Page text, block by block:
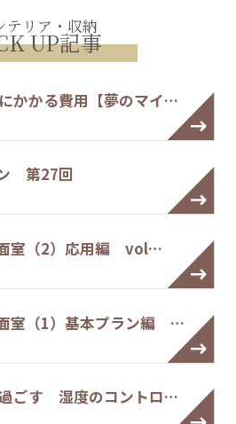
テリア・収納
UP記事
かかる費用【夢のマイ…
第27回
室（2）応用編 vol…
室（1）基本プラン編 …
ごす 湿度のコントロ…